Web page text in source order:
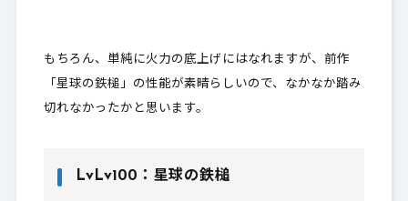
もちろん、単純に火力の底上げにはなれますが、前作
「星球の鉄槌」の性能が素晴らしいので、なかなか踏み
切れなかったかと思います。
LvLv100：星球の鉄槌